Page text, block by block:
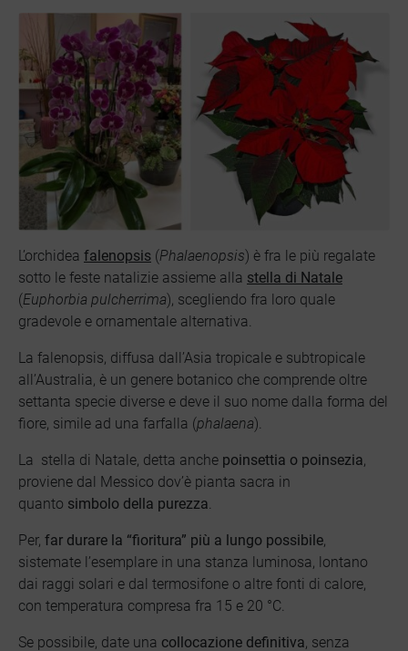
L’orchidea falenopsis (Phalaenopsis) è fra le più regalate
sotto le feste natalizie assieme alla stella di Natale
(Euphorbia pulcherrima), scegliendo fra loro quale
gradevole e ornamentale alternativa.
La falenopsis, diffusa dall’Asia tropicale e subtropicale
all’Australia, è un genere botanico che comprende oltre
settanta specie diverse e deve il suo nome dalla forma del
fiore, simile ad una farfalla (phalaena).
La stella di Natale, detta anche poinsettia o poinsezia,
proviene dal Messico dov’è pianta sacra in
quanto simbolo della purezza.
Per, far durare la “fioritura” più a lungo possibile,
sistemate l’esemplare in una stanza luminosa, lontano
dai raggi solari e dal termosifone o altre fonti di calore,
con temperatura compresa fra 15 e 20 °C.
Se possibile, date una collocazione definitiva, senza